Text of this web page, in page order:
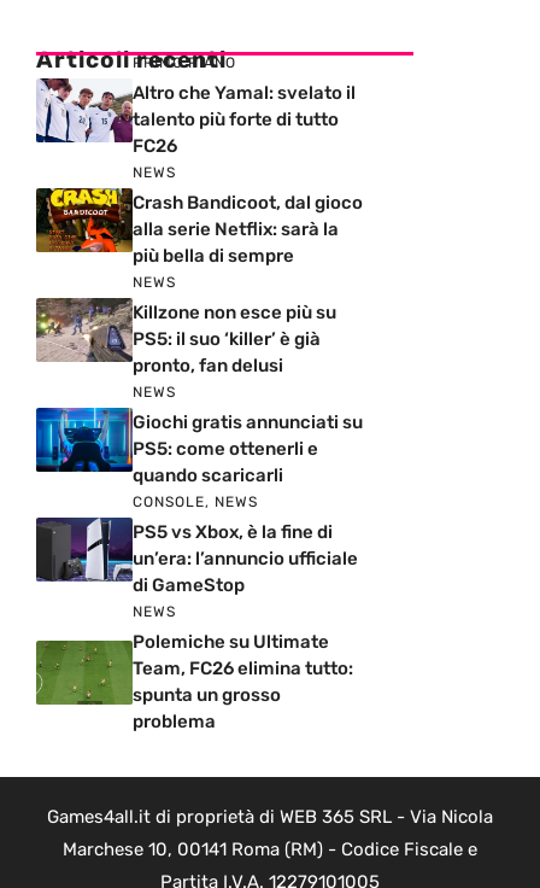
Articoli recenti
PRIMO PIANO
Altro che Yamal: svelato il
talento più forte di tutto
FC26
NEWS
Crash Bandicoot, dal gioco
alla serie Netflix: sarà la
più bella di sempre
NEWS
Killzone non esce più su
PS5: il suo ‘killer’ è già
pronto, fan delusi
NEWS
Giochi gratis annunciati su
PS5: come ottenerli e
quando scaricarli
CONSOLE, NEWS
PS5 vs Xbox, è la fine di
un’era: l’annuncio ufficiale
di GameStop
NEWS
Polemiche su Ultimate
Team, FC26 elimina tutto:
spunta un grosso
problema
Games4all.it di proprietà di WEB 365 SRL - Via Nicola
Marchese 10, 00141 Roma (RM) - Codice Fiscale e
Partita I.V.A. 12279101005